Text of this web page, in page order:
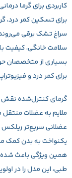
کاربردی برای گرما
برای تسکین کمر درد،
سراغ تشک برقی می‌روند.
سلامت خانگی، کیفیت
بسیاری از متخصصان
برای کمر درد و
گرمای کنترل‌شده
ملایم به عضلات
یکنواخت به بدن کمک
همین ویژگی باعث
طبی، این مدل را در